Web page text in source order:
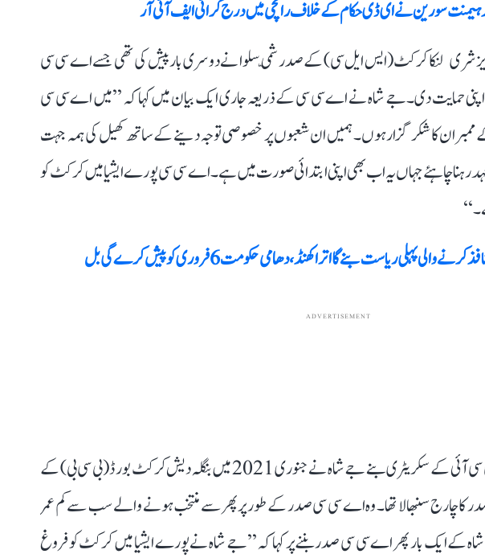
ہیمنت سورین نے ای ڈی حکام کے خلاف رانچی میں درج کرائی ایف آئی آر
شری لنکا کرکٹ (ایس ایل سی) کے صدر شمّی سلوا نے دوسری بار پیش کی تھی جسے اے سی سی
اپنی حمایت دی۔ جے شاہ نے اے سی سی کے ذریعہ جاری ایک بیان میں کہا کہ ’’میں اے سی سی
ممبران کا شکر گزار ہوں۔ ہمیں ان شعبوں پر خصوصی توجہ دینے کے ساتھ کھیل کی ہمہ جہت
عہد رہنا چاہئے جہاں یہ اب بھی اپنی ابتدائی صورت میں ہے۔ اے سی سی پورے ایشیا میں کرکٹ کو
والی پہلی ریاست بنے گا اتراکھنڈ، دھامی حکومت 6 فروری کو پیش کرے گی بل
ADVERTISEMENT
واضح رہے کہ 2019 میں بی سی سی آئی کے سکریٹری بنے جے شاہ نے جنوری 2021 میں بنگلہ دیش کرکٹ بورڈ (بی سی بی) کے
چارج سنبھالا تھا۔ وہ اے سی سی صدر کے طور پر پھر سے منتخب ہونے والے سب سے کم عمر
کے ایک بار پھر اے سی سی صدر بننے پر کہا کہ ’’جے شاہ نے پورے ایشیا میں کرکٹ کو فروغ